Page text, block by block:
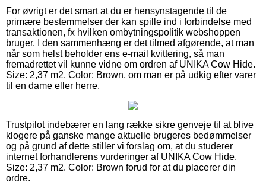
For øvrigt er det smart at du er hensynstagende til de
primære bestemmelser der kan spille ind i forbindelse med
transaktionen, fx hvilken ombytningspolitik webshoppen
bruger. I den sammenhæng er det tilmed afgørende, at man
når som helst beholder ens e-mail kvittering, så man
fremadrettet vil kunne vidne om ordren af UNIKA Cow Hide.
Size: 2,37 m2. Color: Brown, om man er på udkig efter varer
til en dame eller herre.
Trustpilot indebærer en lang række sikre genveje til at blive
klogere på ganske mange aktuelle brugeres bedømmelser
og på grund af dette stiller vi forslag om, at du studerer
internet forhandlerens vurderinger af UNIKA Cow Hide.
Size: 2,37 m2. Color: Brown forud for at du placerer din
ordre.